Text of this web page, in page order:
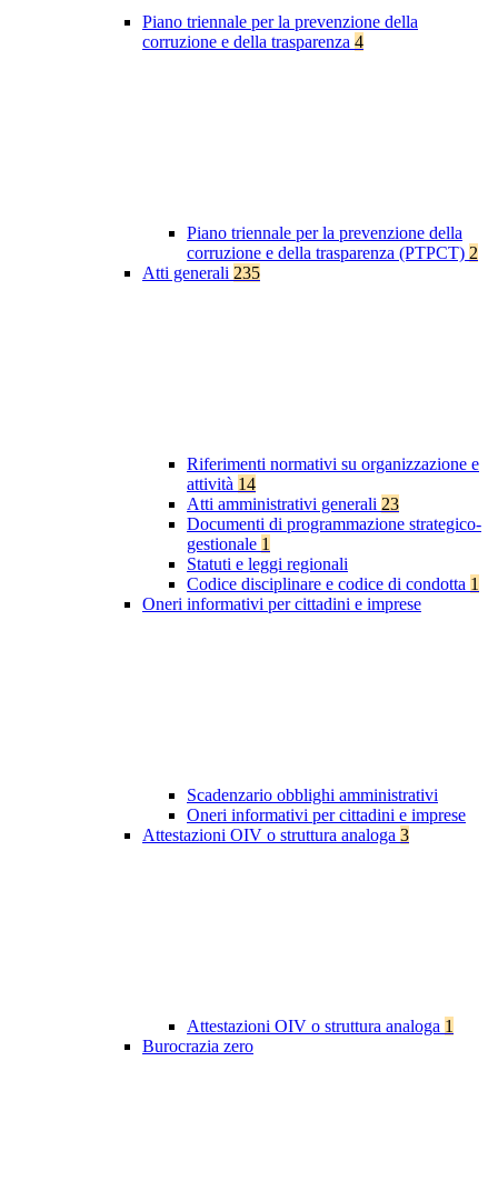
Piano triennale per la prevenzione della
corruzione e della trasparenza 4
Piano triennale per la prevenzione della
corruzione e della trasparenza (PTPCT) 2
Atti generali 235
Riferimenti normativi su organizzazione e
attività 14
Atti amministrativi generali 23
Documenti di programmazione strategico-
gestionale 1
Statuti e leggi regionali
Codice disciplinare e codice di condotta 1
Oneri informativi per cittadini e imprese
Scadenzario obblighi amministrativi
Oneri informativi per cittadini e imprese
Attestazioni OIV o struttura analoga 3
Attestazioni OIV o struttura analoga 1
Burocrazia zero